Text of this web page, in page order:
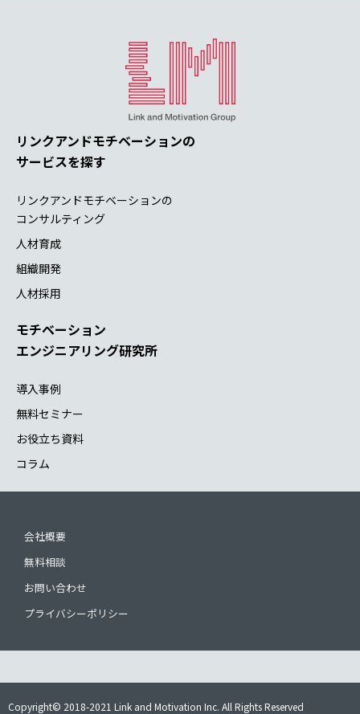
リンクアンドモチベーションの
サービスを探す
リンクアンドモチベーションの
コンサルティング
人材育成
組織開発
人材採用
モチベーション
エンジニアリング研究所
導入事例
無料セミナー
お役立ち資料
コラム
会社概要
無料相談
お問い合わせ
プライバシーポリシー
Copyright© 2018-2021 Link and Motivation Inc. All Rights Reserved